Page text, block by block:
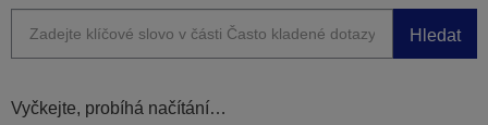
Hledat
Vyčkejte, probíhá načítání…